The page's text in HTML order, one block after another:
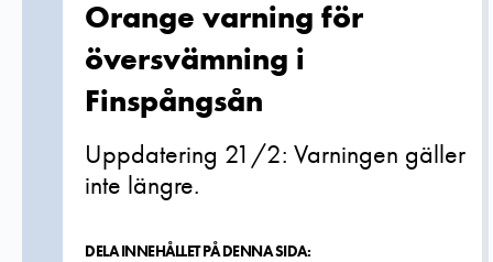
Orange varning för
översvämning i
Finspångsån
Uppdatering 21/2: Varningen gäller
inte längre.
DELA INNEHÅLLET PÅ DENNA SIDA: